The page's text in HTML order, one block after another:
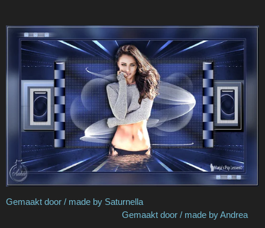
Gemaakt door / made by Saturnella
Gemaakt door / made by Andrea